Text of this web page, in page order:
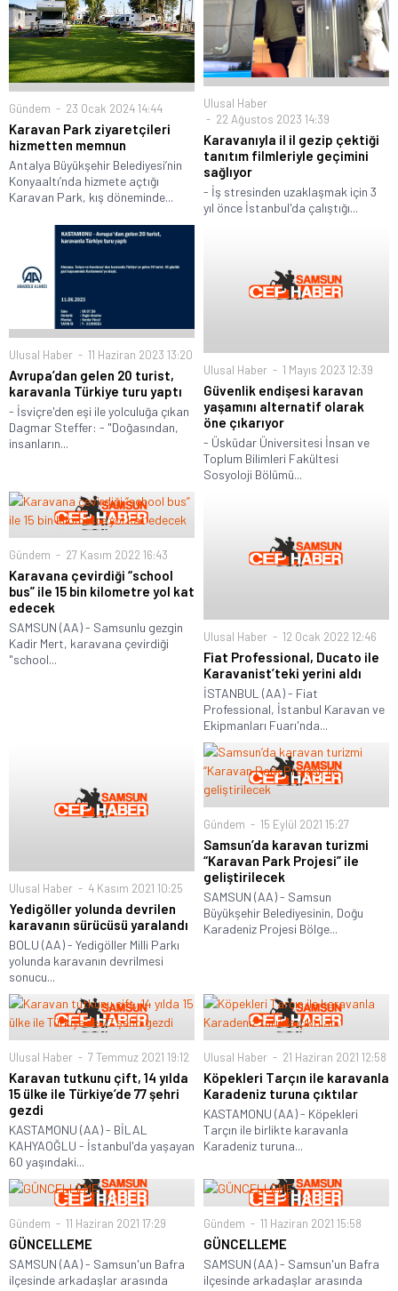
Gündem 23 Ocak 2024 14:44
Karavan Park ziyaretçileri
hizmetten memnun
Antalya Büyükşehir Belediyesi’nin
Konyaaltı’nda hizmete açtığı
Karavan Park, kış döneminde...
Ulusal Haber
22 Ağustos 2023 14:39
Karavanıyla il il gezip çektiği
tanıtım filmleriyle geçimini
sağlıyor
- İş stresinden uzaklaşmak için 3
yıl önce İstanbul'da çalıştığı...
Ulusal Haber 11 Haziran 2023 13:20
Avrupa’dan gelen 20 turist,
karavanla Türkiye turu yaptı
- İsviçre'den eşi ile yolculuğa çıkan
Dagmar Steffer: - "Doğasından,
insanların...
Ulusal Haber 1 Mayıs 2023 12:39
Güvenlik endişesi karavan
yaşamını alternatif olarak
öne çıkarıyor
- Üsküdar Üniversitesi İnsan ve
Toplum Bilimleri Fakültesi
Sosyoloji Bölümü...
Gündem 27 Kasım 2022 16:43
Karavana çevirdiği “school
bus” ile 15 bin kilometre yol kat
edecek
SAMSUN (AA) - Samsunlu gezgin
Kadir Mert, karavana çevirdiği
"school...
Ulusal Haber 12 Ocak 2022 12:46
Fiat Professional, Ducato ile
Karavanist’teki yerini aldı
İSTANBUL (AA) - Fiat
Professional, İstanbul Karavan ve
Ekipmanları Fuarı'nda...
Ulusal Haber 4 Kasım 2021 10:25
Yedigöller yolunda devrilen
karavanın sürücüsü yaralandı
BOLU (AA) - Yedigöller Milli Parkı
yolunda karavanın devrilmesi
sonucu...
Gündem 15 Eylül 2021 15:27
Samsun’da karavan turizmi
“Karavan Park Projesi” ile
geliştirilecek
SAMSUN (AA) - Samsun
Büyükşehir Belediyesinin, Doğu
Karadeniz Projesi Bölge...
Ulusal Haber 7 Temmuz 2021 19:12
Karavan tutkunu çift, 14 yılda
15 ülke ile Türkiye’de 77 şehri
gezdi
KASTAMONU (AA) - BİLAL
KAHYAOĞLU - İstanbul'da yaşayan
60 yaşındaki...
Ulusal Haber 21 Haziran 2021 12:58
Köpekleri Tarçın ile karavanla
Karadeniz turuna çıktılar
KASTAMONU (AA) - Köpekleri
Tarçın ile birlikte karavanla
Karadeniz turuna...
Gündem 11 Haziran 2021 17:29
GÜNCELLEME
SAMSUN (AA) - Samsun'un Bafra
ilçesinde arkadaşlar arasında
Gündem 11 Haziran 2021 15:58
GÜNCELLEME
SAMSUN (AA) - Samsun'un Bafra
ilçesinde arkadaşlar arasında